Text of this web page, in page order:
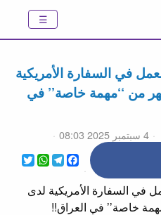
في السفارة الأمريكية
من ‘‘مهمة خاصة’’ في
4 سبتمبر 2025 08:03
Twitter
WhatsApp
Telegram
Facebook